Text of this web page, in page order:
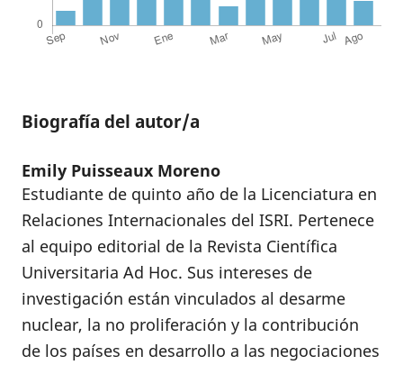
Biografía del autor/a
Emily Puisseaux Moreno
Estudiante de quinto año de la Licenciatura en
Relaciones Internacionales del ISRI. Pertenece
al equipo editorial de la Revista Científica
Universitaria Ad Hoc. Sus intereses de
investigación están vinculados al desarme
nuclear, la no proliferación y la contribución
de los países en desarrollo a las negociaciones